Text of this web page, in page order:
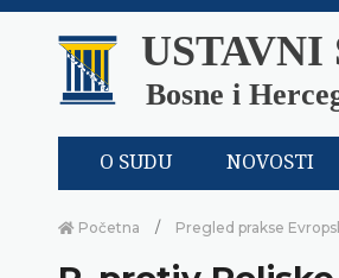
USTAVNI
Bosne i
O SUDU NOVOSTI
Početna Pregled prakse